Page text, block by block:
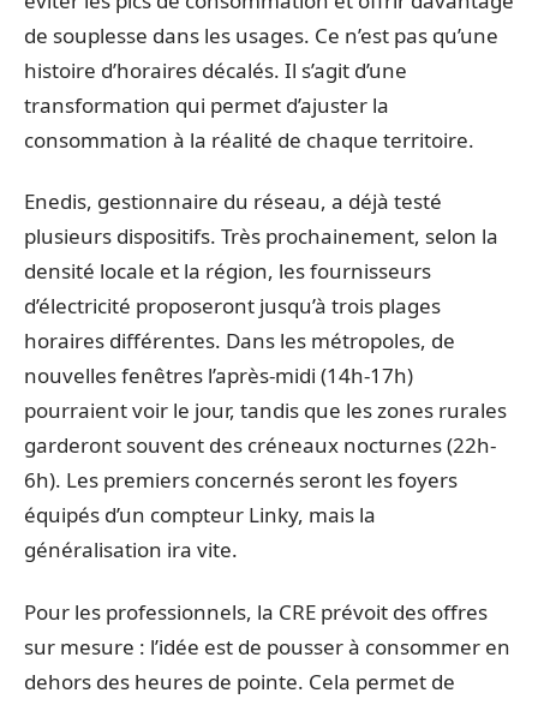
de souplesse dans les usages. Ce n’est pas qu’une
histoire d’horaires décalés. Il s’agit d’une
transformation qui permet d’ajuster la
consommation à la réalité de chaque territoire.
Enedis, gestionnaire du réseau, a déjà testé
plusieurs dispositifs. Très prochainement, selon la
densité locale et la région, les fournisseurs
d’électricité proposeront jusqu’à trois plages
horaires différentes. Dans les métropoles, de
nouvelles fenêtres l’après-midi (14h-17h)
pourraient voir le jour, tandis que les zones rurales
garderont souvent des créneaux nocturnes (22h-
6h). Les premiers concernés seront les foyers
équipés d’un compteur Linky, mais la
généralisation ira vite.
Pour les professionnels, la CRE prévoit des offres
sur mesure : l’idée est de pousser à consommer en
dehors des heures de pointe. Cela permet de